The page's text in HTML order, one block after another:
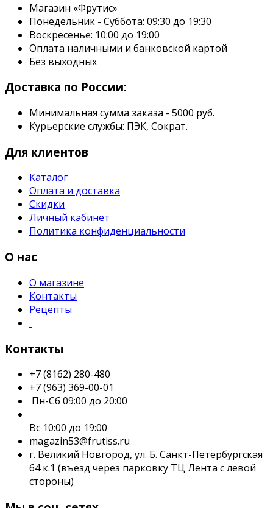
Магазин «Фрутис»
Понедельник - Суббота: 09:30 до 19:30
Воскресенье: 10:00 до 19:00
Оплата наличными и банковской картой
Без выходных
Доставка по России:
Минимальная сумма заказа - 5000 руб.
Курьерские службы: ПЭК, Сократ.
Для клиентов
Каталог
Оплата и доставка
Скидки
Личный кабинет
Политика конфиденциальности
О нас
О магазине
Контакты
Рецепты
Контакты
+7 (8162) 280-480
+7 (963) 369-00-01
Пн-Сб 09:00 до 20:00
Вс 10:00 до 19:00
magazin53@frutiss.ru
г. Великий Новгород, ул. Б. Санкт-Петербургская
64 к.1 (въезд через парковку ТЦ Лента с левой
стороны)